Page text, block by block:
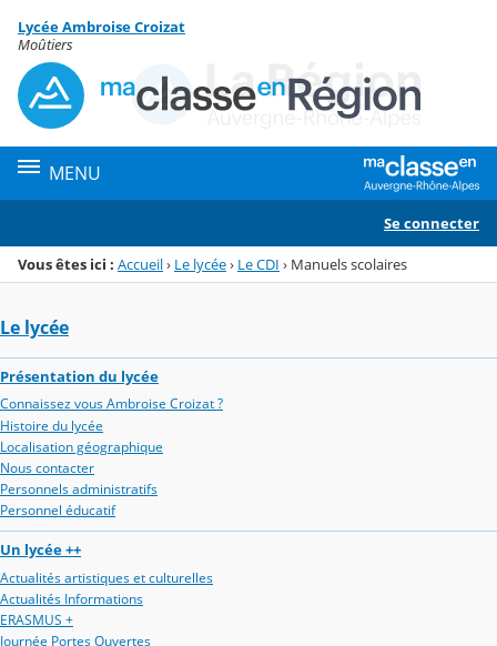
Menu de la rubrique
Contenu
Lycée Ambroise Croizat
Moûtiers
MENU
Se connecter
Vous êtes ici : Accueil› Le lycée› Le CDI › Manuels scolaires
Le lycée
Présentation du lycée
Connaissez vous Ambroise Croizat ?
Histoire du lycée
Localisation géographique
Nous contacter
Personnels administratifs
Personnel éducatif
Un lycée ++
Actualités artistiques et culturelles
Actualités Informations
ERASMUS +
Journée Portes Ouvertes